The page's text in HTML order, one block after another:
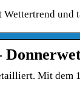
und
Mit dem